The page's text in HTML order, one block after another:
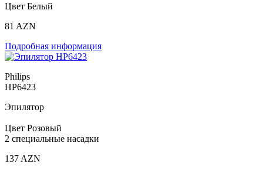
Цвет Белый
81 AZN
Подробная информация
Philips
HP6423
Эпилятор
Цвет Розовый
2 специальные насадки
137 AZN